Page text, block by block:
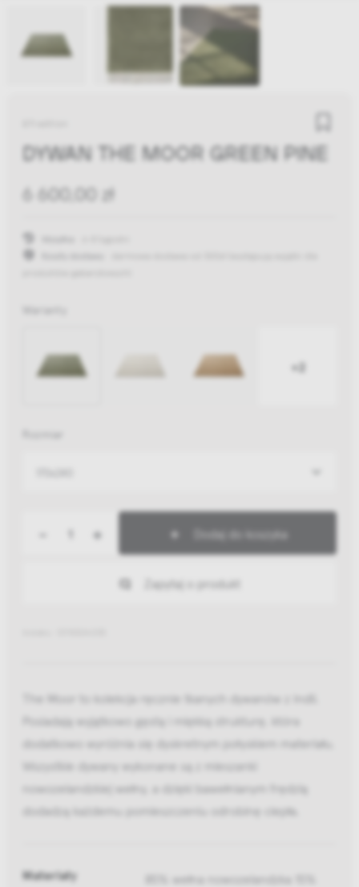
DYWAN THE MOOR GREEN PINE
6 600,00 zł
Warianty
+2
Rozmiar
+ Dodaj do koszyka
Zapytaj o produkt
The Moor to kolekcja ręcznie tkanych dywanów z Indii.
Posiadają wyjątkowo gęstą i miękką strukturę, która
dodatkowo wyróżnia się dyskretnym połyskiem materiału.
Wszystkie dywany wykonane są z mieszanki
nowozelandzkiej wełny, a dzięki bawełnianym frędzlą
dodadzą każdemu pomieszczeniu odrobinę ciepła.
Materiały
85% wełna nowozelandzka 15%